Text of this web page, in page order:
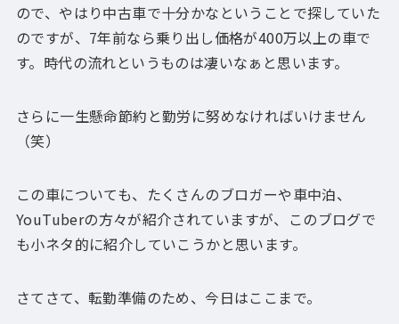
ので、やはり中古車で十分かなということで探していた
のですが、7年前なら乗り出し価格が400万以上の車で
す。時代の流れというものは凄いなぁと思います。
さらに一生懸命節約と勤労に努めなければいけません
（笑）
この車についても、たくさんのブロガーや車中泊、
YouTuberの方々が紹介されていますが、このブログで
も小ネタ的に紹介していこうかと思います。
さてさて、転勤準備のため、今日はここまで。